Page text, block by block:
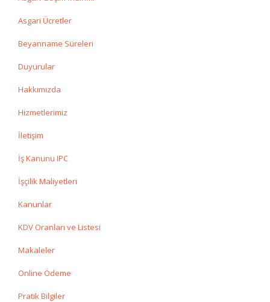
Asgari Ücretler
Beyanname Süreleri
Duyurular
Hakkımızda
Hizmetlerimiz
İletişim
İş Kanunu IPC
İşçilik Maliyetleri
Kanunlar
KDV Oranları ve Listesi
Makaleler
Online Ödeme
Pratik Bilgiler